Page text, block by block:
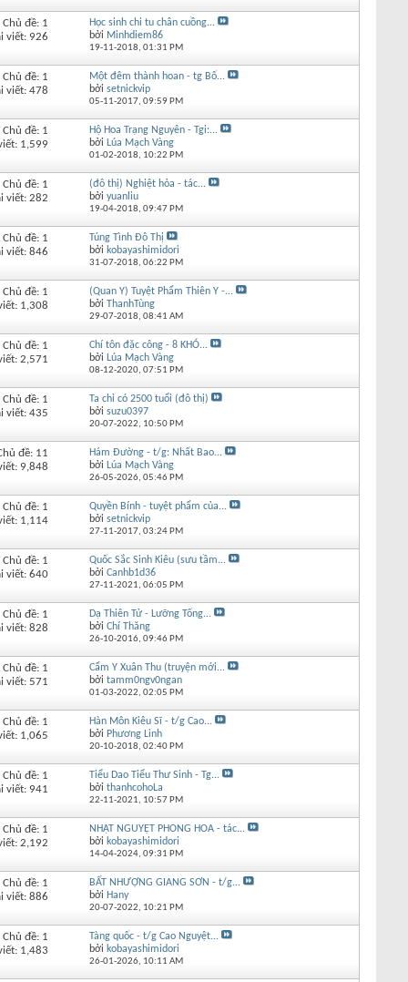
Chủ đề: 1
viết: 926
Học sinh chi tu chân cuồng...
bởi Minhdiem86
19-11-2018, 01:31 PM
Chủ đề: 1
viết: 478
Một đêm thành hoan - tg Bố...
bởi setnickvip
05-11-2017, 09:59 PM
Chủ đề: 1
1,599
Hộ Hoa Trạng Nguyên - Tgi:...
bởi Lúa Mạch Vàng
01-02-2018, 10:22 PM
Chủ đề: 1
viết: 282
(đô thị) Nghiệt hỏa - tác...
bởi yuanliu
19-04-2018, 09:47 PM
Chủ đề: 1
viết: 846
Túng Tình Đô Thị
bởi kobayashimidori
31-07-2018, 06:22 PM
Chủ đề: 1
1,308
(Quan Y) Tuyệt Phẩm Thiên Y -...
bởi ThanhTùng
29-07-2018, 08:41 AM
Chủ đề: 1
2,571
Chí tôn đặc công - 8 KHÓ...
bởi Lúa Mạch Vàng
08-12-2020, 07:51 PM
Chủ đề: 1
viết: 435
Ta chỉ có 2500 tuổi (đô thị)
bởi suzu0397
20-07-2022, 10:50 PM
đề: 11
9,848
Hám Đường - t/g: Nhất Bao...
bởi Lúa Mạch Vàng
26-05-2026, 05:46 PM
Chủ đề: 1
1,114
Quyền Bính - tuyệt phẩm của...
bởi setnickvip
27-11-2017, 03:24 PM
Chủ đề: 1
viết: 640
Quốc Sắc Sinh Kiêu (sưu tầm...
bởi Canhb1d36
27-11-2021, 06:05 PM
Chủ đề: 1
viết: 828
Dạ Thiên Tử - Lưỡng Tống...
bởi Chí Thăng
26-10-2016, 09:46 PM
Chủ đề: 1
viết: 571
Cẩm Y Xuân Thu (truyện mới...
bởi tamm0ngv0ngan
01-03-2022, 02:05 PM
Chủ đề: 1
1,065
Hàn Môn Kiêu Sĩ - t/g Cao...
bởi Phương Linh
20-10-2018, 02:40 PM
Chủ đề: 1
viết: 941
Tiểu Dao Tiểu Thư Sinh - Tg...
bởi thanhcohoLa
22-11-2021, 10:57 PM
Chủ đề: 1
2,192
NHẬT NGUYỆT PHONG HOA - tác...
bởi kobayashimidori
14-04-2024, 09:31 PM
Chủ đề: 1
viết: 886
BẤT NHƯỢNG GIANG SƠN - t/g...
bởi Hany
20-07-2022, 10:21 PM
Chủ đề: 1
1,483
Tàng quốc - t/g Cao Nguyệt...
bởi kobayashimidori
26-01-2026, 10:11 AM